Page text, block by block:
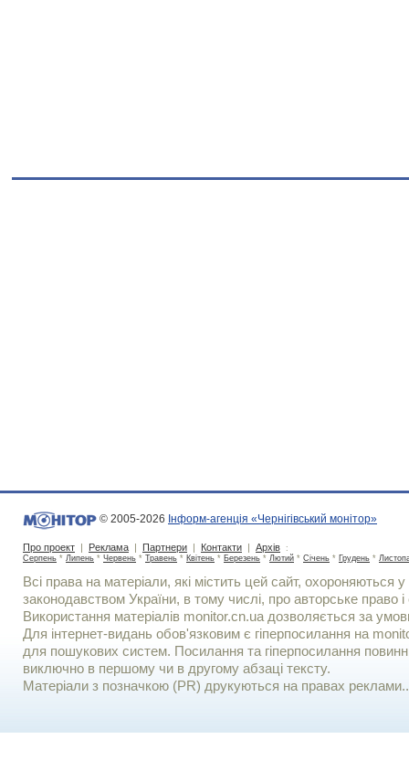
© 2005-2026 Інформ-агенція «Чернігівський монітор»
Про проект | Реклама | Партнери | Контакти | Архів :
Серпень * Липень * Червень * Травень * Квітень * Березень * Лютий * Січень * Грудень *
Всі права на матеріали, які містить цей сайт, охороняються у
законодавством України, в тому числі, про авторське право і
Використання матерiалiв monitor.cn.ua дозволяється за
Для iнтернет-видань обов'язковим є гiперпосилання на
для пошукових систем. Посилання та гіперпосилання
виключно в першому чи в другому абзаці тексту.
Матеріали з позначкою (PR) друкуються на правах реклами..